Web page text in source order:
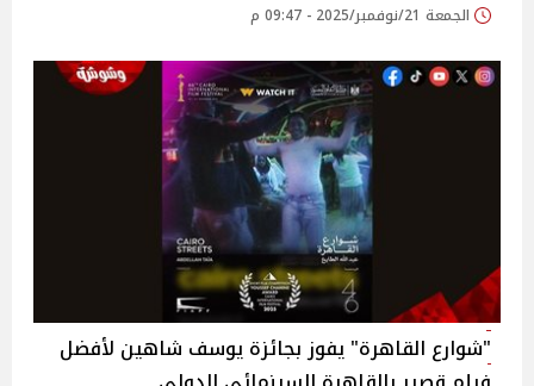
الجمعة 21/نوفمبر/2025 - 09:47 م
"شوارع القاهرة" يفوز بجائزة يوسف شاهين لأفضل